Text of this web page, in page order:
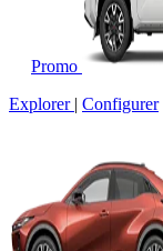
Promo
Explorer | Configurer